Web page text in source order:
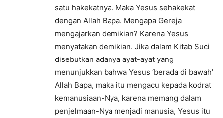
satu hakekatnya. Maka Yesus sehakekat
dengan Allah Bapa. Mengapa Gereja
mengajarkan demikian? Karena Yesus
menyatakan demikian. Jika dalam Kitab Suci
disebutkan adanya ayat-ayat yang
menunjukkan bahwa Yesus ‘berada di bawah’
Allah Bapa, maka itu mengacu kepada kodrat
kemanusiaan-Nya, karena memang dalam
penjelmaan-Nya menjadi manusia, Yesus itu